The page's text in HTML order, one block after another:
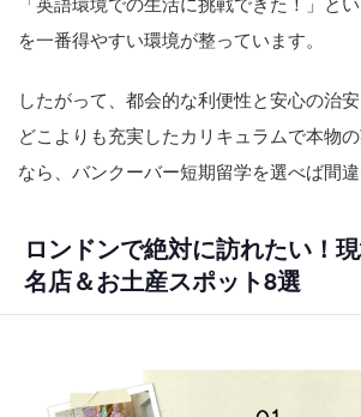
を一番得やすい環境が整っています。
したがって、都会的な利便性と安心の治安
どこよりも充実したカリキュラムで本物
なら、バンクーバー短期留学を選べば間違
ロンドンで絶対に訪れたい！
名店＆お土産スポット8選